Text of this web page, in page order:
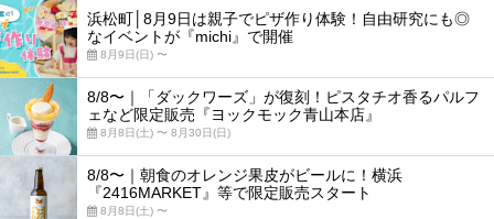
浜松町│8月9日は親子でピザ作り体験！自由研究にも◎
なイベントが『michi』で開催
8月9日(日) 〜
8/8〜｜「ダックワーズ」が復刻！ピスタチオ香るパルフ
ェなど限定販売『ヨックモック青山本店』
8月8日(土) 〜 8月30日(日)
8/8〜｜朝食のオレンジ果皮がビールに！横浜
『2416MARKET』等で限定販売スタート
8月8日(土) 〜